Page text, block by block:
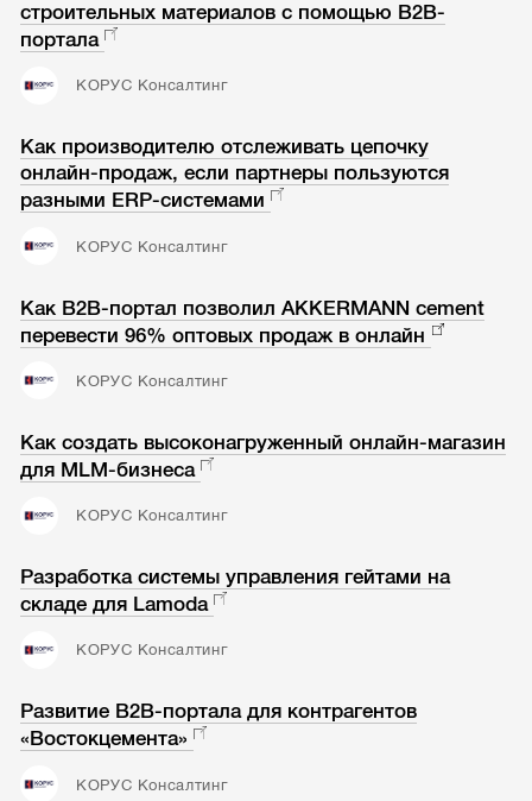
строительных материалов с помощью B2B-
портала
КОРУС Консалтинг
Как производителю отслеживать цепочку
онлайн-продаж, если партнеры пользуются
разными ERP-системами
КОРУС Консалтинг
Как B2B-портал позволил АKKERMANN cement
перевести 96% оптовых продаж в онлайн
КОРУС Консалтинг
Как создать высоконагруженный онлайн-магазин
для MLM-бизнеса
КОРУС Консалтинг
Разработка системы управления гейтами на
складе для Lamoda
КОРУС Консалтинг
Развитие B2B-портала для контрагентов
«Востокцемента»
КОРУС Консалтинг